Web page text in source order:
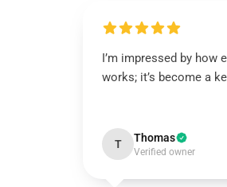
I’m impressed by how
works; it’s become a
T Thomas
Verified owner